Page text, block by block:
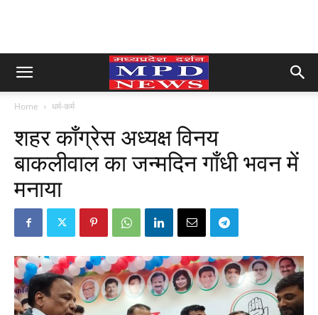
Home धर्म-कर्म
शहर काँग्रेस अध्यक्ष विनय
बाकलीवाल का जन्मदिन गाँधी भवन में
मनाया